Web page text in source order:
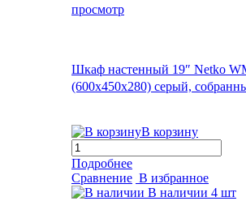
просмотр
Шкаф настенный 19″ Netko
(600x450x280) серый,
В корзину
Подробнее
Сравнение В избранное
В наличии 4 шт